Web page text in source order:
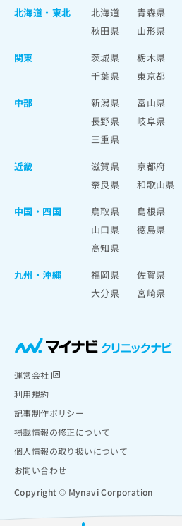
北海道 ・ 東北 北海道 青森県
秋田県
山形県
関東
茨城県 栃木県
千葉県
東京都
中部
新潟県 富山県
長野県
岐阜県
三重県
近畿
滋賀県 京都府
奈良県
和歌山県
中国・四国
鳥取県 島根県
山口県
徳島県
高知県
九州・沖縄
福岡県 佐賀県
大分県
宮崎県
運営会社
利用規約
記事制作ポリシー
掲載情報の修正について
個人情報の取り扱いについて
お問い合わせ
Copyright © Mynavi Corporation